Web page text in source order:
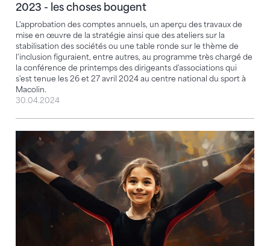
2023 - les choses bougent
L'approbation des comptes annuels, un aperçu des travaux de
mise en œuvre de la stratégie ainsi que des ateliers sur la
stabilisation des sociétés ou une table ronde sur le thème de
l'inclusion figuraient, entre autres, au programme très chargé de
la conférence de printemps des dirigeants d'associations qui
s'est tenue les 26 et 27 avril 2024 au centre national du sport à
Macolin.
30.04.2024
Construire l'avenir avec une transformation globale